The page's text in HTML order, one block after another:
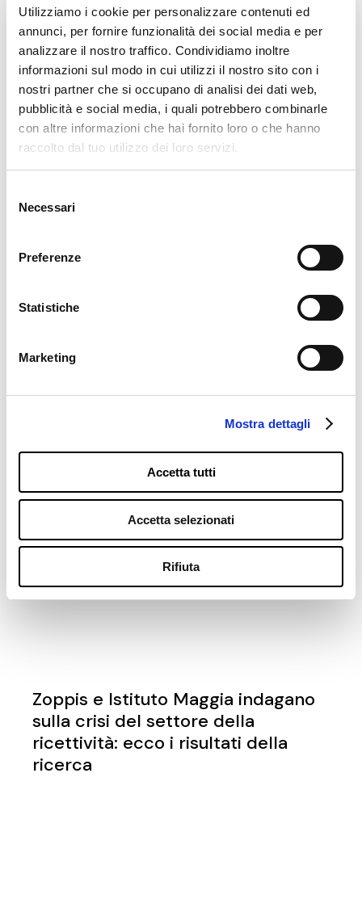
Utilizziamo i cookie per personalizzare contenuti ed
annunci, per fornire funzionalità dei social media e per
analizzare il nostro traffico. Condividiamo inoltre
informazioni sul modo in cui utilizzi il nostro sito con i
nostri partner che si occupano di analisi dei dati web,
pubblicità e social media, i quali potrebbero combinarle
con altre informazioni che hai fornito loro o che hanno
raccolto dal tuo utilizzo dei loro servizi.
delNecessari
Preferenze
Statistiche
Marketing
Mostra dettagli
Accetta tutti
Accetta selezionati
Rifiuta
Perfetto da assaporare lentamente, per
godere del profumo fruttato e dei sentori
ricchi e intensi di cioccolato e biscotto
Single Pot
rame , maturato e rifinito in botti di bourbon e
chiodi di garofano, vaniglia e caramello
Ti potrebbbero
interessare anche
Zoppis e Istituto Maggia indagano
sulla crisi del settore della
ricettività: ecco i risultati della
ricerca